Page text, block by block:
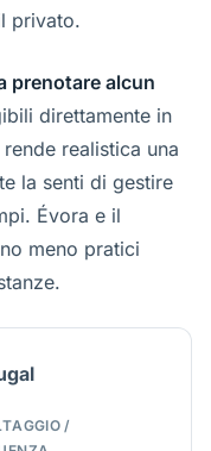
privato.
prenotare alcun
direttamente in
realistica una
la senti di gestire
Évora e il
meno pratici
/